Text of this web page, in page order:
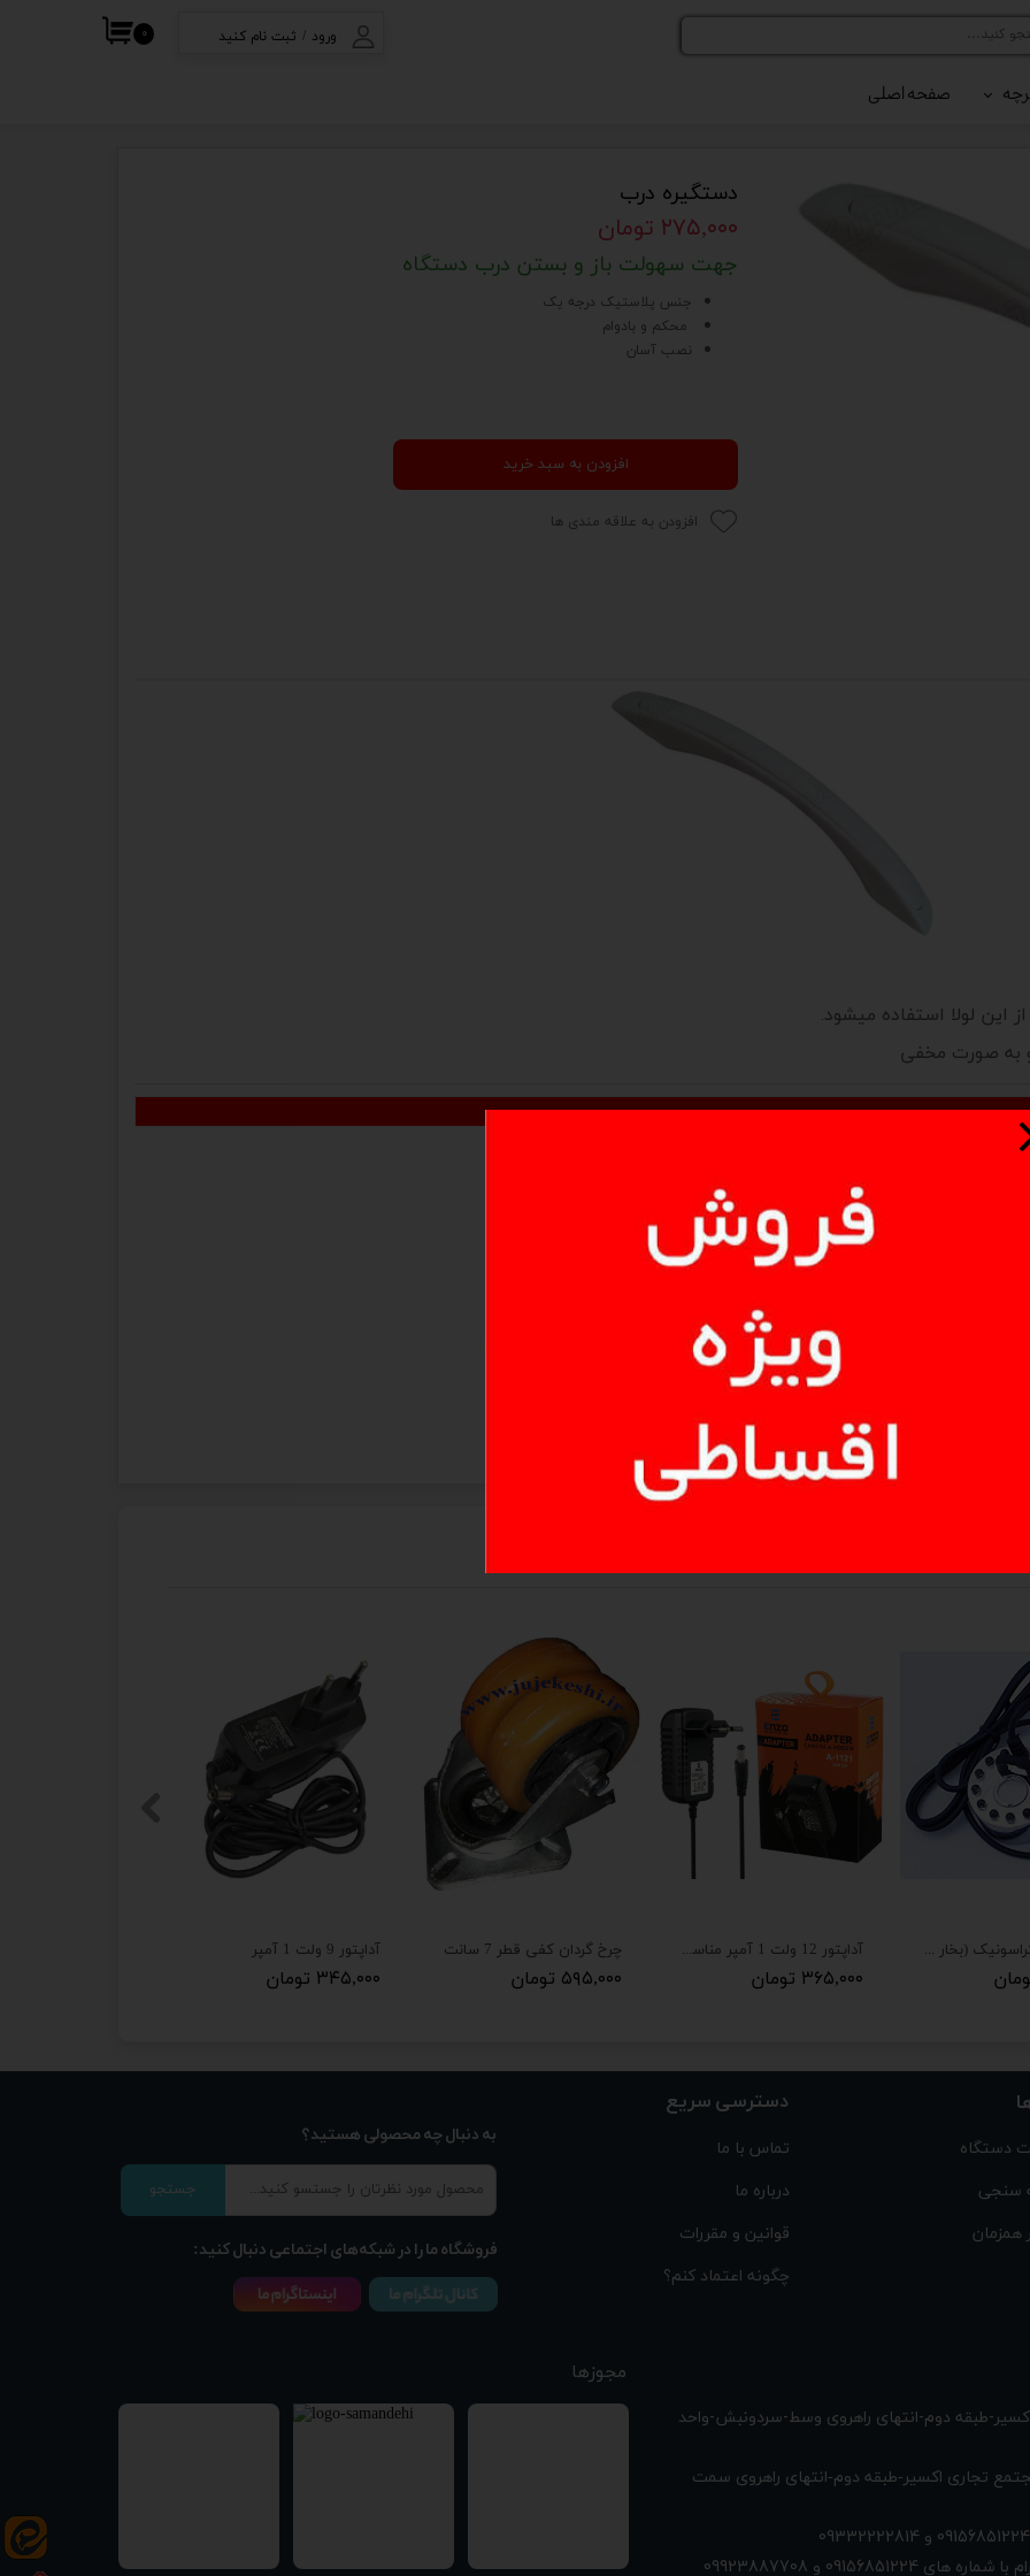
ورود / ثبت نام کنید ۰
صفحه اصلی
دستگیره درب
۲۷۵,۰۰۰ تومان
جهت سهولت باز و بستن درب دستگاه
جنس پلاستیک درجه یک
محکم و بادوام
نصب آسان
افزودن به سبد خرید
افزودن به علاقه مندی ها
لولا استفاده میشود.
و به صورت مخفی
اولین نفری باشید که نظر می‌دهید
آداپتور 9 ولت 1 آمپر
۳۴۵,۰۰۰ تومان
چرخ گردان کفی قطر 7 سانت
۵۹۵,۰۰۰ تومان
آداپتور 12 ولت 1 آمپر مناسب مودم
۳۶۵,۰۰۰ تومان
رطوبتساز آلتراسونیک (بخار سرد)
طبقه دوم-انتهای راهروی وسط-سردونبش-واحد
تجاری اکسیر-طبقه دوم-انتهای راهروی سمت
مجوزها
دستگاه
سنجی
همزمان
دسترسی سریع
تماس با ما
درباره ما
قوانین و مقررات
چگونه اعتماد کنم؟
به دنبال چه محصولی هستید؟
جستجو
فروشگاه ما را در شبکه‌های اجتماعی دنبال کنید: